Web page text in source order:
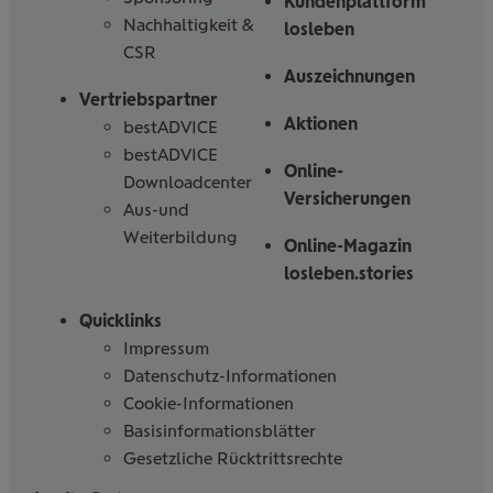
Nachhaltigkeit &
CSR
Vertriebspartner
bestADVICE
bestADVICE
Downloadcenter
Aus-und
Weiterbildung
losleben
Auszeichnungen
Aktionen
Online-
Versicherungen
Online-Magazin
losleben.stories
Quicklinks
Impressum
Datenschutz-Informationen
Cookie-Informationen
Basisinformationsblätter
Gesetzliche Rücktrittsrechte